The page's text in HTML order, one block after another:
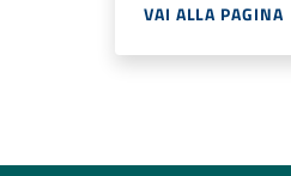
VAI ALLA PAGINA